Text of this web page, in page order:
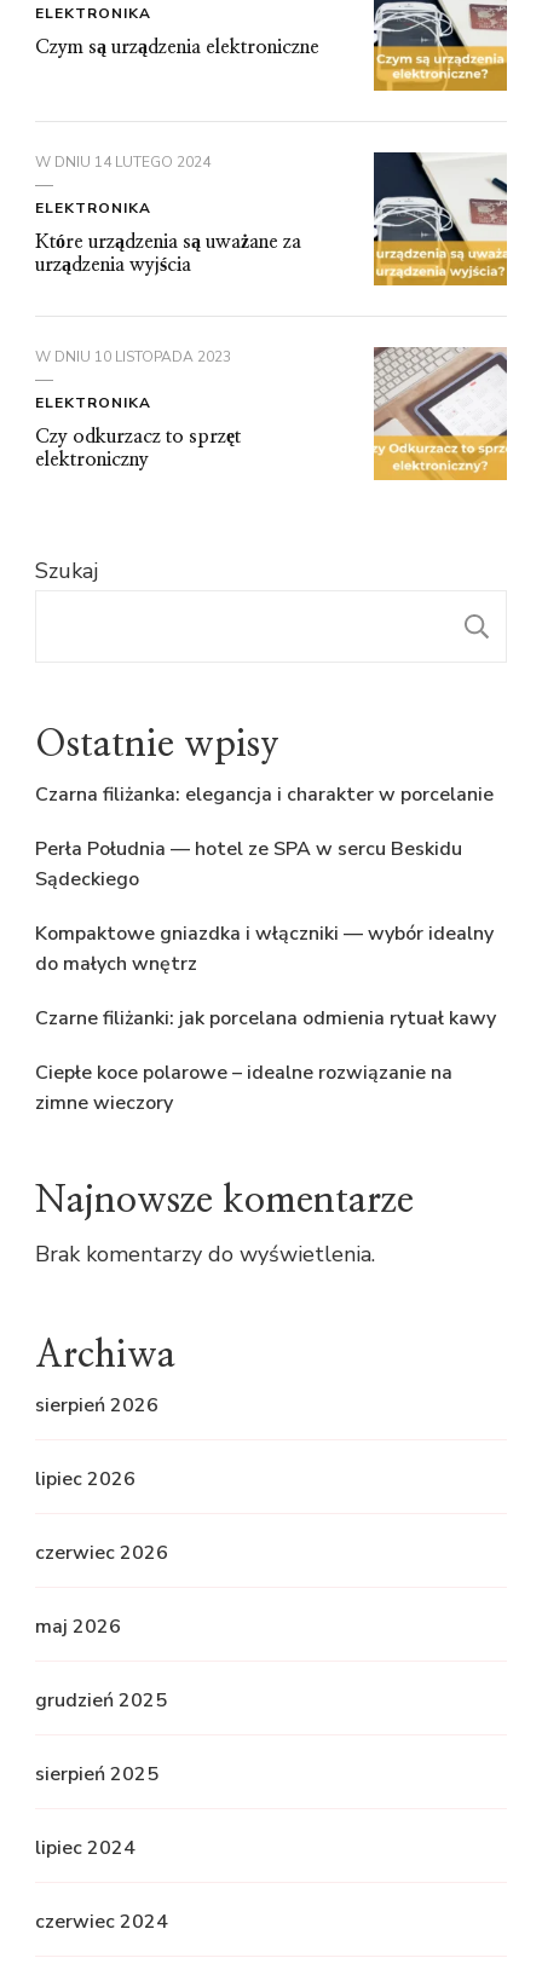
ELEKTRONIKA
Czym są urządzenia elektroniczne
W DNIU 14 LUTEGO 2024
ELEKTRONIKA
Które urządzenia są uważane za
urządzenia wyjścia
W DNIU 10 LISTOPADA 2023
ELEKTRONIKA
Czy odkurzacz to sprzęt
elektroniczny
Szukaj
Ostatnie wpisy
Czarna filiżanka: elegancja i charakter w porcelanie
Perła Południa — hotel ze SPA w sercu Beskidu
Sądeckiego
Kompaktowe gniazdka i włączniki — wybór idealny
do małych wnętrz
Czarne filiżanki: jak porcelana odmienia rytuał kawy
Ciepłe koce polarowe – idealne rozwiązanie na
zimne wieczory
Najnowsze komentarze
Brak komentarzy do wyświetlenia.
Archiwa
sierpień 2026
lipiec 2026
czerwiec 2026
maj 2026
grudzień 2025
sierpień 2025
lipiec 2024
czerwiec 2024